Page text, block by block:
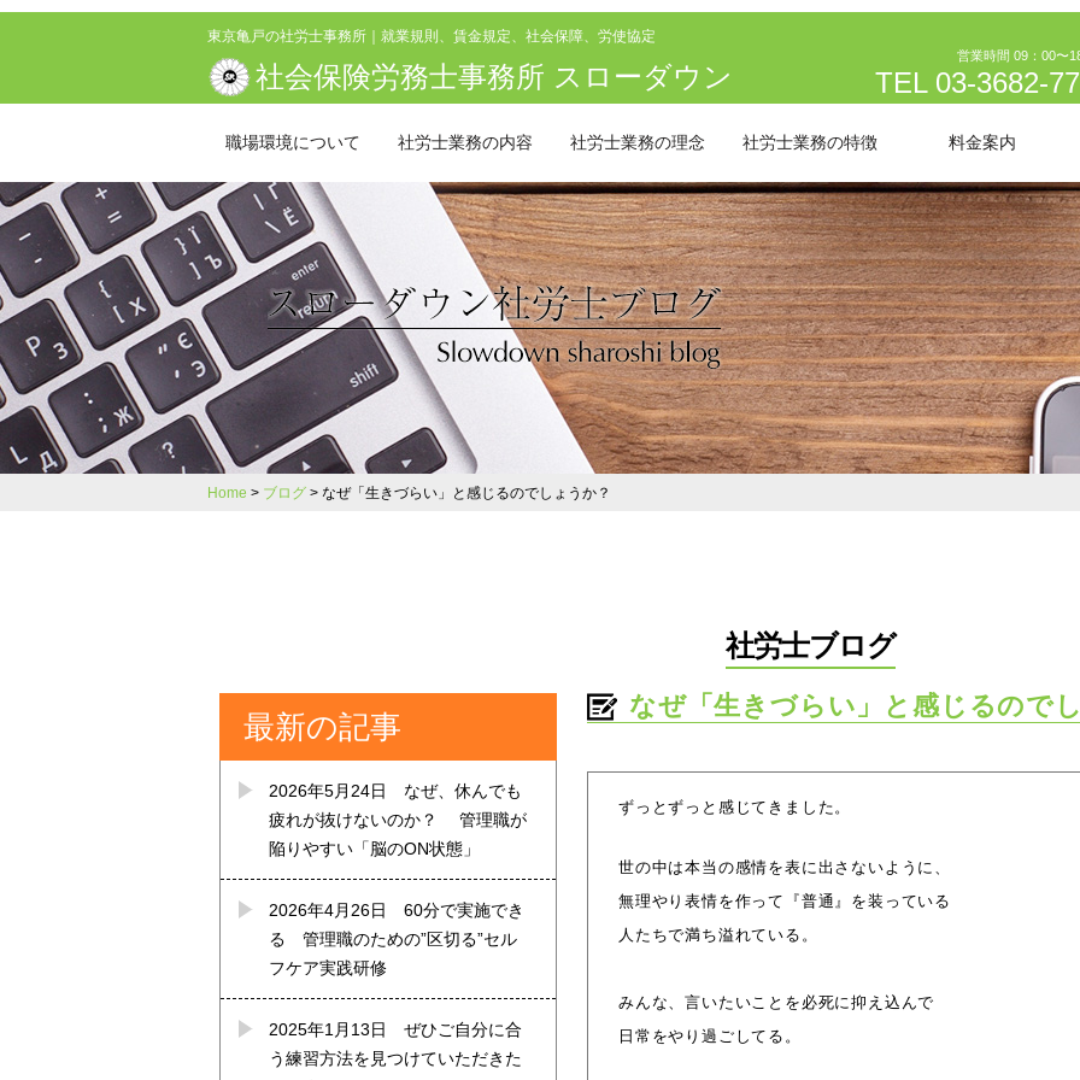
東京亀戸の社労士事務所｜就業規則、賃金規定、社会保障、労使協定
社会保険労務士事務所 スローダウン
営業時間 09：00〜
TEL 03-3682-
職場環境について 社労士業務の内容 社労士業務の理念 社労士業務の特徴 料金案内
Home ブログ なぜ「生きづらい」と感じるのでしょうか？
社労士ブログ
なぜ「生きづらい」と感じるので
ずっとずっと感じてきました。
世の中は本当の感情を表に出さないように、
無理やり表情を作って『普通』を装っている
人たちで満ち溢れている。
みんな、言いたいことを必死に抑え込んで
日常をやり過ごしてる。
最新の記事
2026年5月24日
なぜ、休んでも
疲れが抜けないのか？ 管理職が
陥りやすい「脳のON状態」
2026年4月26日
60分で実施でき
る 管理職のための”区切る”セル
フケア実践研修
2025年1月13日
ぜひご自分に合
う練習方法を見つけていただきた